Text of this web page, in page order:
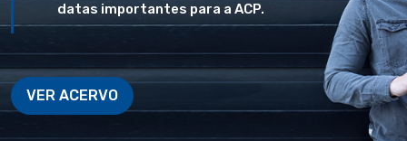
datas importantes para a ACP.
VER ACERVO